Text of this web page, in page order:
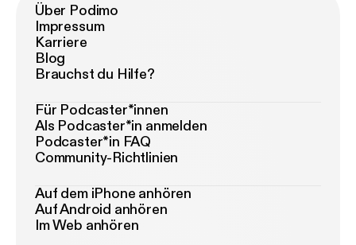
Über Podimo
Impressum
Karriere
Blog
Brauchst du Hilfe?
Für Podcaster*innen
Als Podcaster*in anmelden
Podcaster*in FAQ
Community-Richtlinien
Auf dem iPhone anhören
Auf Android anhören
Im Web anhören